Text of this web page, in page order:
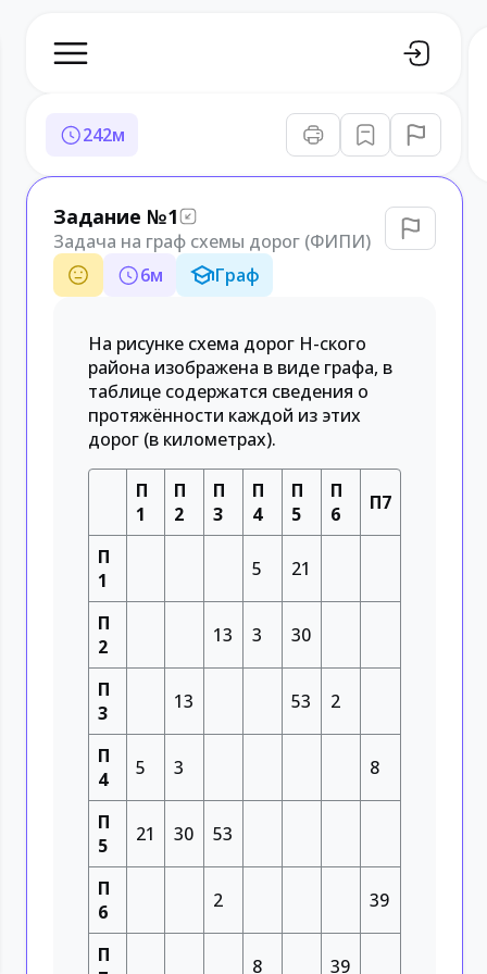
242м
Задание №1
Задача на граф схемы дорог (ФИПИ)
6м Граф
На рисунке схема дорог Н-ского
района изображена в виде графа, в
таблице содержатся сведения о
протяжённости каждой из этих
дорог (в километрах).
П
1
П
2
П
3
П
4
П
5
П
6
П7
П
1
5 21
П
2
13 3 30
П
3
13 53 2
П
4
5 3 8
П
5
21 30 53
П
6
2 39
П
8 39